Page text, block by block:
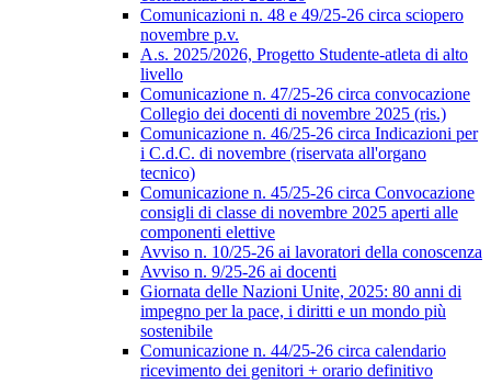
Comunicazioni n. 48 e 49/25-26 circa sciopero
novembre p.v.
A.s. 2025/2026, Progetto Studente-atleta di alto
livello
Comunicazione n. 47/25-26 circa convocazione
Collegio dei docenti di novembre 2025 (ris.)
Comunicazione n. 46/25-26 circa Indicazioni per
i C.d.C. di novembre (riservata all'organo
tecnico)
Comunicazione n. 45/25-26 circa Convocazione
consigli di classe di novembre 2025 aperti alle
componenti elettive
Avviso n. 10/25-26 ai lavoratori della conoscenza
Avviso n. 9/25-26 ai docenti
Giornata delle Nazioni Unite, 2025: 80 anni di
impegno per la pace, i diritti e un mondo più
sostenibile
Comunicazione n. 44/25-26 circa calendario
ricevimento dei genitori + orario definitivo